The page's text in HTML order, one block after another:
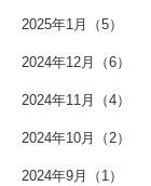
2025年1月（5）
2024年12月（6）
2024年11月（4）
2024年10月（2）
2024年9月（1）